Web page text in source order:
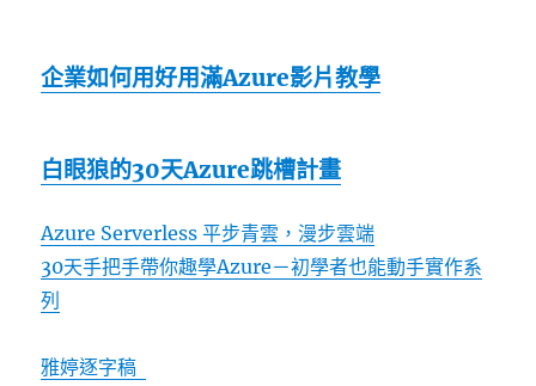
企業如何用好用滿Azure影片教學
白眼狼的30天Azure跳槽計畫
Azure Serverless 平步青雲，漫步雲端
30天手把手帶你趣學Azure－初學者也能動手實作系
列
雅婷逐字稿